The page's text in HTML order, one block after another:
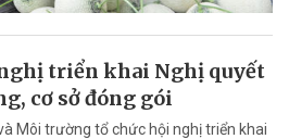
triển khai Nghị quyết
cơ sở đóng gói
Môi trường tổ chức hội nghị triển khai